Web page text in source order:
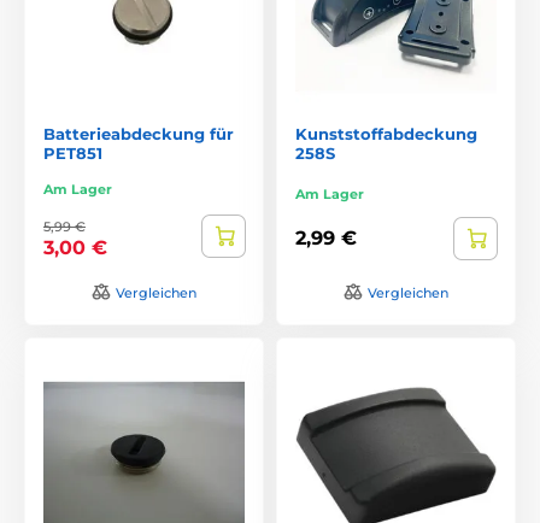
Batterieabdeckung für
PET851
Am Lager
5,99 €
3,00 €
Vergleichen
Kunststoffabdeckung
258S
Am Lager
2,99 €
Vergleichen